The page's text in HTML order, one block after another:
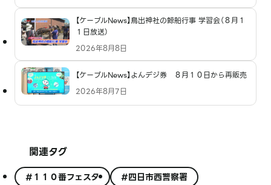
【ケーブルNews】鳥出神社の鯨船行事 学習会（８月１
１日放送）
2026年8月8日
【ケーブルNews】よんデジ券 ８月１０日から再販売
2026年8月7日
関連タグ
#１１０番フェスタ #四日市西警察署